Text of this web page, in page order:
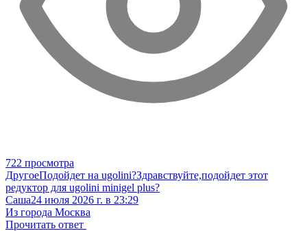
722 просмотра
ДругоеПодойдет на ugolini?Здравствуйте,подойдет этот
редуктор для ugolini minigel plus?
Саша24 июля 2026 г. в 23:29
Из города Москва
Прочитать ответ